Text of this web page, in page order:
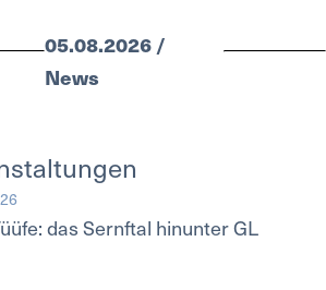
05.08.2026 /
News
das Sernftal hinunter GL